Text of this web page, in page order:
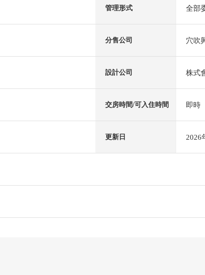
管理形式 全部
分售公司 穴吹
設計公司 株式
交房時間/可入住時間 即時
更新日 2026